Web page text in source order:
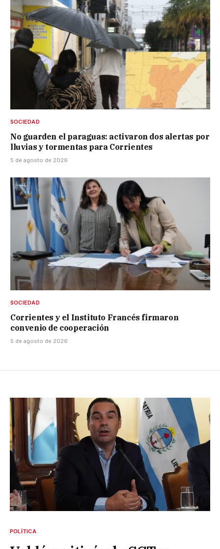
SOCIEDAD
No guarden el paraguas: activaron dos alertas por
lluvias y tormentas para Corrientes
5 de agosto de 2026
SOCIEDAD
Corrientes y el Instituto Francés firmaron
convenio de cooperación
5 de agosto de 2026
POLÍTICA